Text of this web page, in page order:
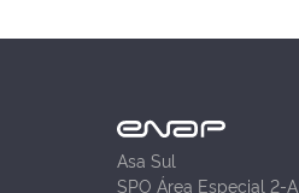
Asa Sul
SPO Área Especial 2-A